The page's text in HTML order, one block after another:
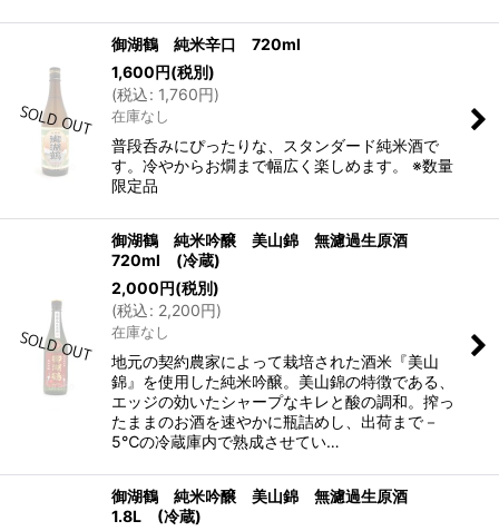
御湖鶴 純米辛口 720ml
1,600円(税別)
(税込: 1,760円)
在庫なし
普段呑みにぴったりな、スタンダード純米酒で
す。冷やからお燗まで幅広く楽しめます。 ※数量
限定品
御湖鶴 純米吟醸 美山錦 無濾過生原酒
720ml (冷蔵)
2,000円(税別)
(税込: 2,200円)
在庫なし
地元の契約農家によって栽培された酒米『美山
錦』を使用した純米吟醸。美山錦の特徴である、
エッジの効いたシャープなキレと酸の調和。搾っ
たままのお酒を速やかに瓶詰めし、出荷まで－
5℃の冷蔵庫内で熟成させてい…
御湖鶴 純米吟醸 美山錦 無濾過生原酒
1.8L (冷蔵)